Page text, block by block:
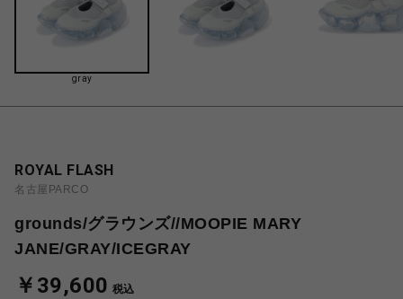
gray
ROYAL FLASH
名古屋PARCO
grounds/グラウンズ//MOOPIE MARY
JANE/GRAY/ICEGRAY
￥39,600 税込